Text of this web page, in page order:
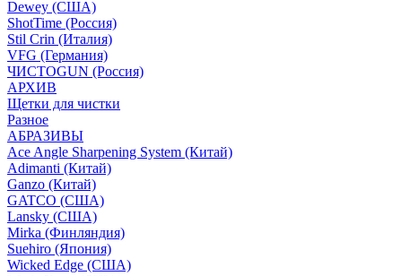
Dewey (США)
ShotTime (Россия)
Stil Crin (Италия)
VFG (Германия)
ЧИСТОGUN (Россия)
АРХИВ
Щетки для чистки
Разное
АБРАЗИВЫ
Ace Angle Sharpening System (Китай)
Adimanti (Китай)
Ganzo (Китай)
GATCO (США)
Lansky (США)
Mirka (Финляндия)
Suehiro (Япония)
Wicked Edge (США)